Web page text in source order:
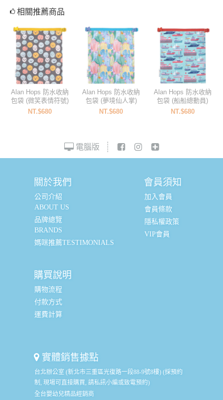
相關推薦商品
Alan Hops 防水收納
包袋 (微笑表情符號)
NT.$680
Alan Hops 防水收納
包袋 (夢境仙人掌)
NT.$680
Alan Hops 防水收納
包袋 (船船總動員)
NT.$680
電腦版
關於我們
公司介紹
ABOUT US
品牌總覽
BRANDS
媽咪推薦TESTIMONIALS
會員須知
加入會員
會員條款
隱私權政策
VIP會員
購買說明
購物流程
付款方式
運費計算
實體銷售據點
台北辦公室 (新北市三重區光復路一段88-9號8樓) (採預約
制, 現場可直接購買, 請私訊小編或致電預約)
全台嬰幼兒精品經銷商